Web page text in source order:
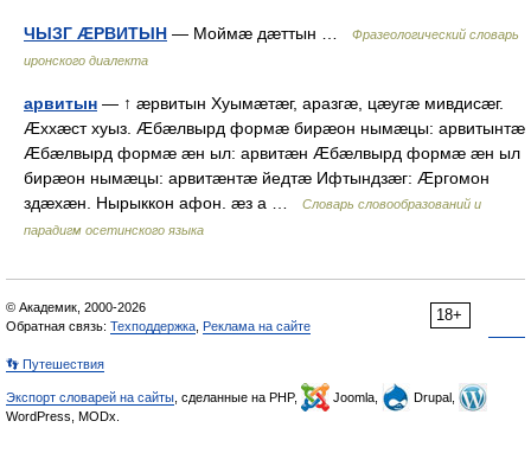
ЧЫЗГ ÆРВИТЫН — Моймæ дæттын …
Фразеологический словарь
иронского диалекта
арвитын — ↑ æрвитын Хуымæтæг, аразгæ, цæугæ мивдисæг.
Æххæст хуыз. Æбæлвырд формæ бирæон нымæцы: арвитынтæ
Æбæлвырд формæ æн ыл: арвитæн Æбæлвырд формæ æн ыл
бирæон нымæцы: арвитæнтæ йедтæ Ифтындзæг: Æргомон
здæхæн. Нырыккон афон. æз а …
Словарь словообразований и
парадигм осетинского языка
18+
© Академик, 2000-2026
Обратная связь: Техподдержка Реклама на сайте
👣 Путешествия
Экспорт словарей на сайты , сделанные на PHP, Joomla,
Drupal,
WordPress, MODx.